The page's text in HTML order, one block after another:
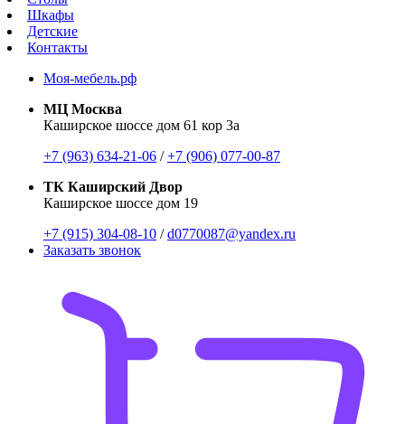
Шкафы
Детские
Контакты
Моя-мебель.рф
МЦ Москва
Каширское шоссе дом 61 кор 3а
+7 (963) 634-21-06 /+7 (906) 077-00-87
ТК Каширский Двор
Каширское шоссе дом 19
+7 (915) 304-08-10 /d0770087@yandex.ru
Заказать звонок